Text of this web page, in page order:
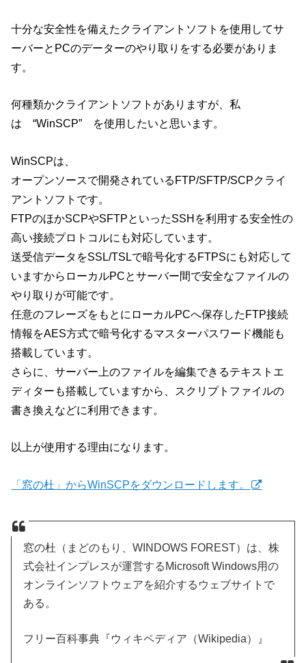
十分な安全性を備えたクライアントソフトを使用してサ
ーバーとPCのデーターのやり取りをする必要がありま
す。
何種類かクライアントソフトがありますが、私
は “WinSCP” を使用したいと思います。
WinSCPは、
オープンソースで開発されているFTP/SFTP/SCPクライ
アントソフトです。
FTPのほかSCPやSFTPといったSSHを利用する安全性の
高い接続プロトコルにも対応しています。
送受信データをSSL/TSLで暗号化するFTPSにも対応して
いますからローカルPCとサーバー間で安全なファイルの
やり取りが可能です。
任意のフレーズをもとにローカルPCへ保存したFTP接続
情報をAES方式で暗号化するマスターパスワード機能も
搭載しています。
さらに、サーバー上のファイルを編集できるテキストエ
ディターも搭載していますから、スクリプトファイルの
書き換えなどに利用できます。
以上が使用する理由になります。
「窓の杜」からWinSCPをダウンロードします。
窓の杜（まどのもり、WINDOWS FOREST）は、株
式会社インプレスが運営するMicrosoft Windows用の
オンラインソフトウェアを紹介するウェブサイトで
ある。
フリー百科事典『ウィキペディア（Wikipedia）』